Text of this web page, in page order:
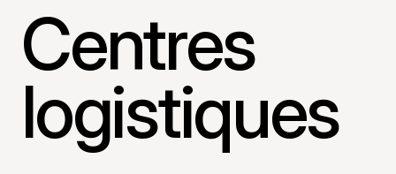
Centres
logistiques
English Français
POLAND
English
GERMANY
Deutsch